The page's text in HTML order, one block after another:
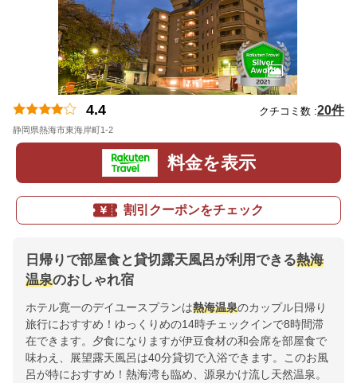
4.4 クチコミ数 :20件
静岡県熱海市東海岸町1-2
料金を表示
割引クーポンをチェック
日帰りで部屋食と貸切露天風呂が利用できる熱海
温泉のおしゃれ宿
ホテル寛一のデイユースプランは熱海温泉のカップル日帰り
旅行におすすめ！ゆっくりめの14時チェックインで8時間滞
在できます。夕食になりますが伊豆食材の和会席を部屋食で
味わえ、展望露天風呂は40分貸切で入浴できます。このお風
呂が特におすすめ！熱海湾も臨め、源泉かけ流し天然温泉。